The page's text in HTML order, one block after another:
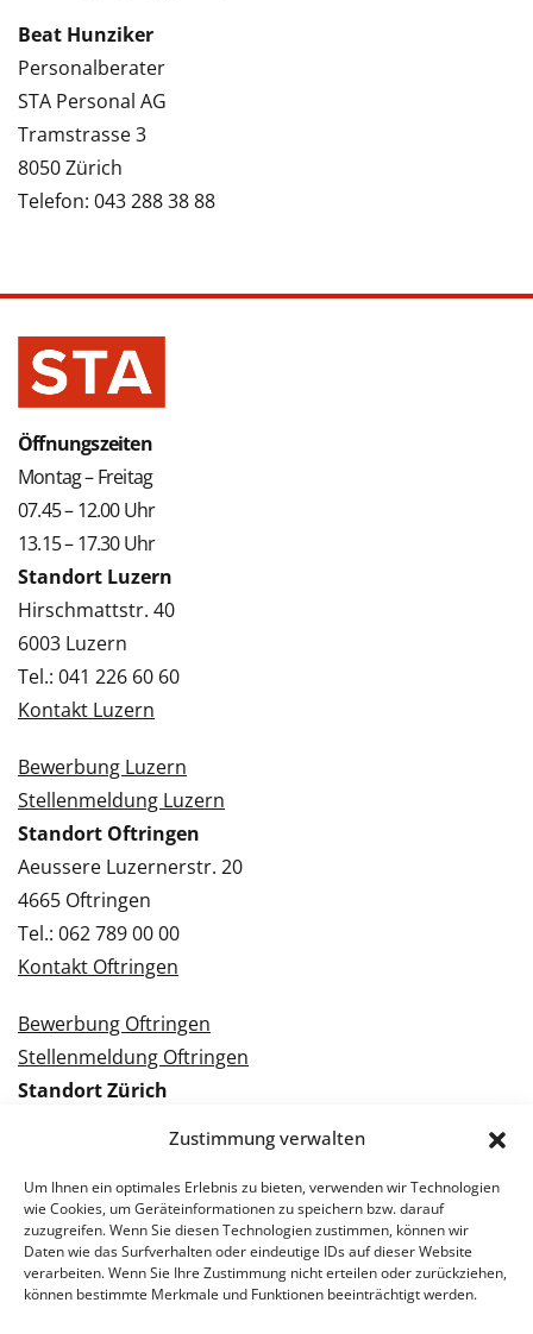
Zustimmung verwalten
Um Ihnen ein optimales Erlebnis zu bieten, verwenden wir Technologien
wie Cookies, um Geräteinformationen zu speichern bzw. darauf
zuzugreifen. Wenn Sie diesen Technologien zustimmen, können wir
Daten wie das Surfverhalten oder eindeutige IDs auf dieser Website
verarbeiten. Wenn Sie Ihre Zustimmung nicht erteilen oder zurückziehen,
können bestimmte Merkmale und Funktionen beeinträchtigt werden.
Beat Hunziker
Personalberater
STA Personal AG
Tramstrasse 3
8050 Zürich
Telefon: 043 288 38 88
Öffnungszeiten
Montag – Freitag
07.45 – 12.00 Uhr
13.15 – 17.30 Uhr
Standort Luzern
Hirschmattstr. 40
6003 Luzern
Tel.: 041 226 60 60
Kontakt Luzern
Bewerbung Luzern
Stellenmeldung Luzern
Standort Oftringen
Aeussere Luzernerstr. 20
4665 Oftringen
Tel.: 062 789 00 00
Kontakt Oftringen
Bewerbung Oftringen
Stellenmeldung Oftringen
Standort Zürich
Tel.: 043 288 38 88
Kontakt Zürich
Bewerbung Zürich